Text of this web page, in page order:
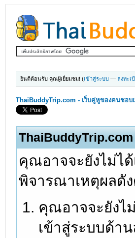
ยินดีต้อนรับ คุณผู้เยี่ยมชม! (เข้าสู่ระบบ — ลงทะเ
ThaiBuddyTrip.com - เว็บคู่หูของคนชอบ
คุณอาจจะยังไม่ไ
พิจารณาเหตุผลดั
คุณอาจจะยังไ
เข้าสู่ระบบด้า